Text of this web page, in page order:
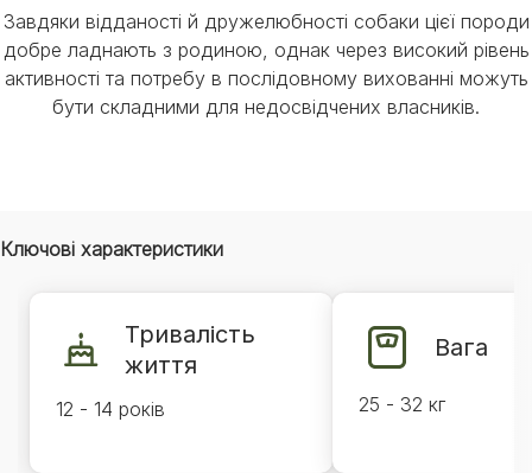
Завдяки відданості й дружелюбності собаки цієї породи
добре ладнають з родиною, однак через високий рівень
активності та потребу в послідовному вихованні можуть
бути складними для недосвідчених власників.
Ключові характеристики
Тривалість
життя
12 - 14 років
Вага
25 - 32 кг